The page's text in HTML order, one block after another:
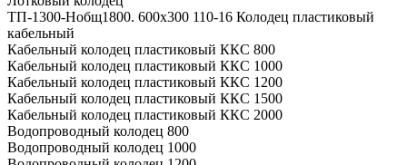
ТП-1300-Hобщ1800. 600х300 110-16 Колодец пластиковый
кабельный
Кабельный колодец пластиковый ККС 800
Кабельный колодец пластиковый ККС 1000
Кабельный колодец пластиковый ККС 1200
Кабельный колодец пластиковый ККС 1500
Кабельный колодец пластиковый ККС 2000
Водопроводный колодец 800
Водопроводный колодец 1000